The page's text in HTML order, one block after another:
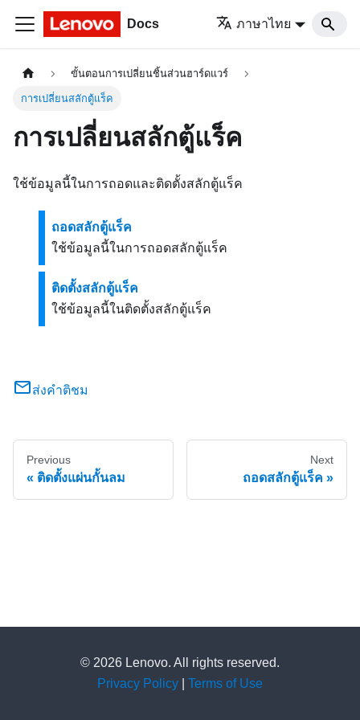
Docs ภาษาไทย
ขั้นตอนการเปลี่ยนชิ้นส่วนฮาร์ดแวร์
การเปลี่ยนสลักตู้แร็ค
การเปลี่ยนสลักตู้แร็ค
ใช้ข้อมูลนี้ในการถอดและติดตั้งสลักตู้แร็ค
ถอดสลักตู้แร็ค
ใช้ข้อมูลนี้ในการถอดสลักตู้แร็ค
ติดตั้งสลักตู้แร็ค
ใช้ข้อมูลนี้ในติดตั้งสลักตู้แร็ค
ส่งคำติชม
Previous
ติดตั้งแผ่นกั้นลม
Next
ถอดสลักตู้แร็ค
© 2026 Lenovo. All rights reserved.
Privacy Policy
Terms of Use